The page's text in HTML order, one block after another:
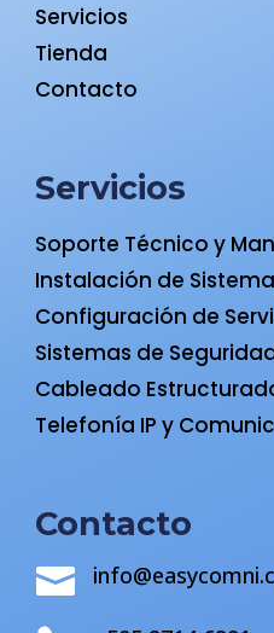
Servicios
Tienda
Contacto
Servicios
Soporte Técnico y
Instalación de
Configuración de
Sistemas de
Cableado
Telefonía IP y
Contacto
